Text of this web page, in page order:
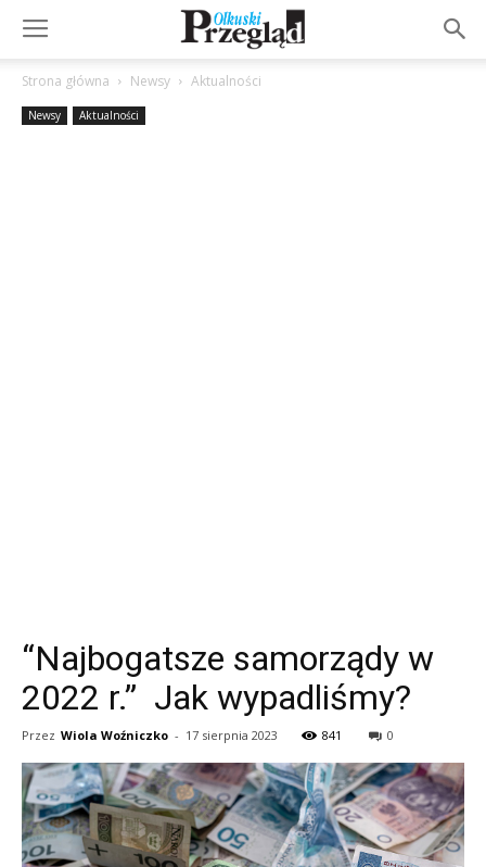
Strona główna Newsy Aktualności
Newsy Aktualności
“Najbogatsze samorządy w
2022 r.” Jak wypadliśmy?
Przez Wiola Woźniczko - 17 sierpnia 2023 841 0